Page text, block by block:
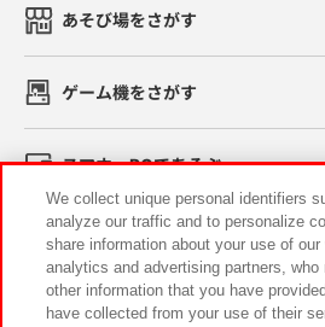
あそび場をさがす
ゲーム機をさがす
スマホ・PCであそぶ
イベント・キャンペーン
We collect unique personal identifiers
analyze our traffic and to personalize
share information about your use of
analytics and advertising partners,
other information that you have
have collected from your use of their